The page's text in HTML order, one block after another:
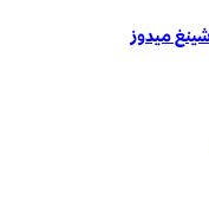
ميدوز